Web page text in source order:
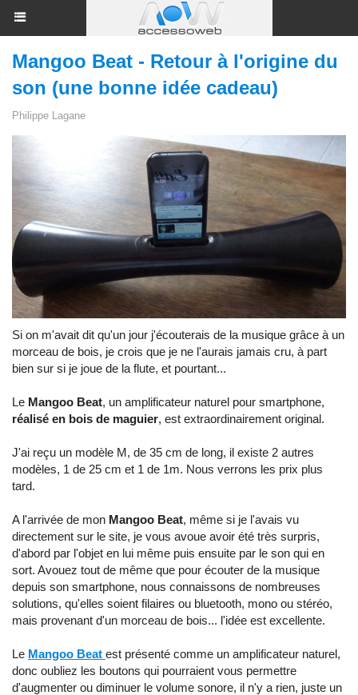
Mangoo Beat - Retour à l'origine du
son (une bonne idée cadeau)
Philippe Lagane
Si on m'avait dit qu'un jour j'écouterais de la musique grâce à un
morceau de bois, je crois que je ne l'aurais jamais cru, à part
bien sur si je joue de la flute, et pourtant...
Le Mangoo Beat, un amplificateur naturel pour smartphone,
réalisé en bois de maguier, est extraordinairement original.
J'ai reçu un modèle M, de 35 cm de long, il existe 2 autres
modèles, 1 de 25 cm et 1 de 1m. Nous verrons les prix plus
tard.
A l'arrivée de mon Mangoo Beat, même si je l'avais vu
directement sur le site, je vous avoue avoir été très surpris,
d'abord par l'objet en lui même puis ensuite par le son qui en
sort. Avouez tout de même que pour écouter de la musique
depuis son smartphone, nous connaissons de nombreuses
solutions, qu'elles soient filaires ou bluetooth, mono ou stéréo,
mais provenant d'un morceau de bois... l'idée est excellente.
Le Mangoo Beat est présenté comme un amplificateur naturel,
donc oubliez les boutons qui pourraient vous permettre
d'augmenter ou diminuer le volume sonore, il n'y a rien, juste un